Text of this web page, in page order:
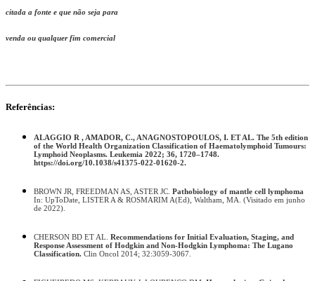
citada a fonte e que não seja para
venda ou qualquer fim comercial
Referências:
ALAGGIO R , AMADOR, C., ANAGNOSTOPOULOS, I. ET AL. The 5th edition
of the World Health Organization Classification of Haematolymphoid Tumours:
Lymphoid Neoplasms. Leukemia 2022; 36, 1720–1748.
https://doi.org/10.1038/s41375-022-01620-2.
BROWN JR, FREEDMAN AS, ASTER JC. Pathobiology of mantle cell lymphoma
In: UpToDate, LISTER A & ROSMARIM A(Ed), Waltham, MA. (Visitado em junho
de 2022).
CHERSON BD ET AL. Recommendations for Initial Evaluation, Staging, and
Response Assessment of Hodgkin and Non-Hodgkin Lymphoma: The Lugano
Classification. Clin Oncol 2014; 32:3059-3067.